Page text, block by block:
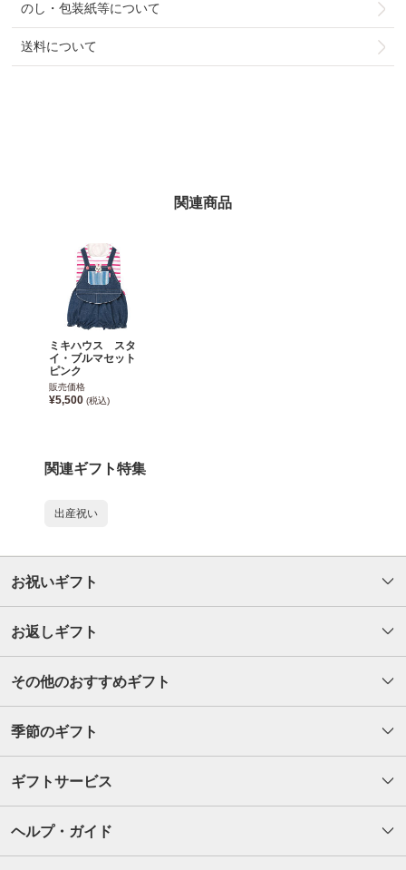
のし・包装紙等について
送料について
関連商品
ミキハウス スタ
イ・ブルマセット
ピンク
販売価格
¥5,500 (税込)
関連ギフト特集
出産祝い
お祝いギフト
お返しギフト
その他のおすすめギフト
季節のギフト
ギフトサービス
ヘルプ・ガイド